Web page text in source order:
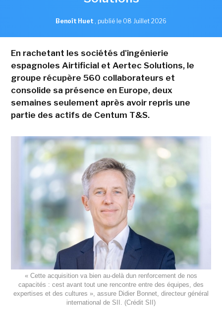
Benoît Huet , publié le 08 Juillet 2026
En rachetant les sociétés d'ingénierie
espagnoles Airtificial et Aertec Solutions, le
groupe récupère 560 collaborateurs et
consolide sa présence en Europe, deux
semaines seulement après avoir repris une
partie des actifs de Centum T&S.
« Cette acquisition va bien au-delà dun renforcement de nos
capacités : cest avant tout une rencontre entre des équipes, des
expertises et des cultures », assure Didier Bonnet, directeur général
international de SII. (Crédit SII)